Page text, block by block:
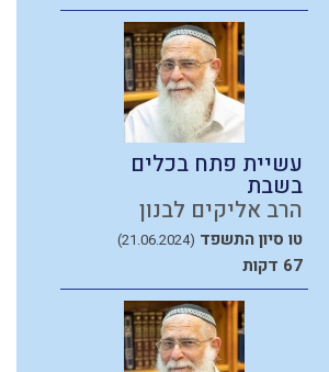
עשיית פתח בכלים
בשבת
הרב אליקים לבנון
טו סיון התשפד (21.06.2024)
67 דקות